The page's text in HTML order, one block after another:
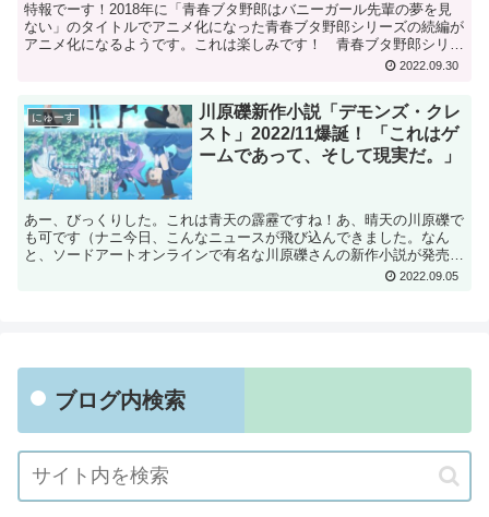
特報でーす！2018年に「青春ブタ野郎はバニーガール先輩の夢を見
ない」のタイトルでアニメ化になった青春ブタ野郎シリーズの続編が
アニメ化になるようです。これは楽しみです！ 青春ブタ野郎シリー
ズは鴨志田一さんのライトノベルシリーズで、これ、私大...2022.09.30
にゅーす
川原礫新作小説「デモンズ・クレ
スト」2022/11爆誕！ 「これはゲ
ームであって、そして現実だ。」
あー、びっくりした。これは青天の霹靂ですね！あ、晴天の川原礫で
も可です（ナニ今日、こんなニュースが飛び込んできました。なん
と、ソードアートオンラインで有名な川原礫さんの新作小説が発売に
なるとっ！！タイトルは「デモンズ・クレスト」。クエスト、...
2022.09.05
ブログ内検索